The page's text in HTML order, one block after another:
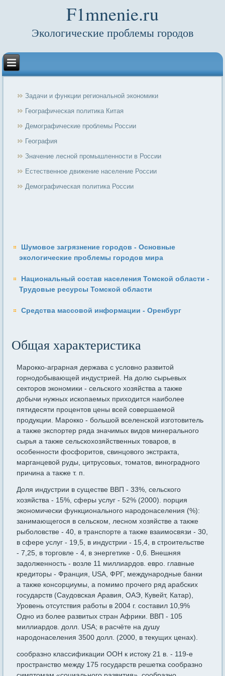
F1mnenie.ru
Экологические проблемы городов
Задачи и функции региональной экономики
Географическая политика Китая
Демографические проблемы России
География
Значение лесной промышленности в России
Естественное движение население России
Демографическая политика России
Шумовое загрязнение городов - Основные
экологические проблемы городов мира
Национальный состав населения Томской области -
Трудовые ресурсы Томской области
Средства массовой информации - Оренбург
Общая характеристика
Марокко-аграрная держава с условно развитой
горнодобывающей индустрией. На долю сырьевых
секторов экономики - сельского хозяйства а также
добычи нужных ископаемых приходится наиболее
пятидесяти процентов цены всей совершаемой
продукции. Марокко - большой вселенской изготовитель
а также экспортер ряда значимых видов минерального
сырья а также сельскохозяйственных товаров, в
особенности фосфоритов, свинцового экстракта,
марганцевой руды, цитрусовых, томатов, виноградного
причина а также т. п.
Доля индустрии в существе ВВП - 33%, сельского
хозяйства - 15%, сферы услуг - 52% (2000). порция
экономически функционального народонаселения (%):
занимающегося в сельском, лесном хозяйстве а также
рыболовстве - 40, в транспорте а также взаимосвязи - 30,
в сфере услуг - 19,5, в индустрии - 15,4, в строительстве
- 7,25, в торговле - 4, в энергетике - 0,6. Внешняя
задолженность - возле 11 миллиардов. евро. главные
кредиторы - Франция, USA, ФРГ, международные банки
а также консорциумы, а помимо прочего ряд арабских
государств (Саудовская Аравия, ОАЭ, Кувейт, Катар),
Уровень отсутствия работы в 2004 г. составил 10,9%
Одно из более развитых стран Африки. ВВП - 105
миллиардов. долл. USA; в расчёте на душу
народонаселения 3500 долл. (2000, в текущих ценах).
сообразно классификации ООН к истоку 21 в. - 119-е
пространство между 175 государств решетка сообразно